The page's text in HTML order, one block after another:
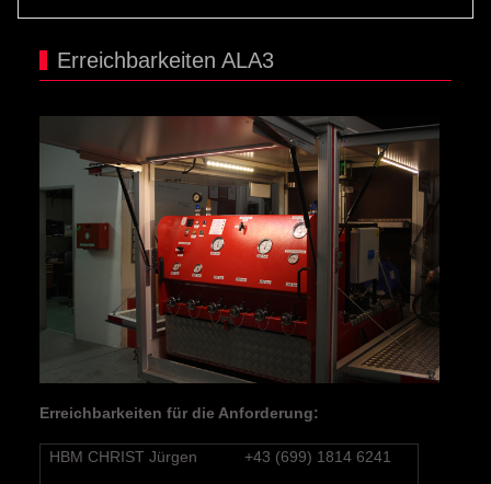
Erreichbarkeiten ALA3
Erreichbarkeiten für die Anforderung:
HBM CHRIST Jürgen +43 (699) 1814 6241